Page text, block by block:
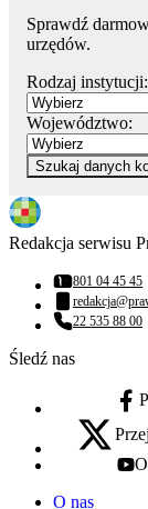
Sprawdź
urzędów.
Rodzaj instytucji:
Województwo:
Szukaj danych
Redakcja serwisu
Numer telefonu:
801 04 45 45
Adres email:
Numer telefonu:
22 535 88 00
Śledź nas
x - otwiera
O nas